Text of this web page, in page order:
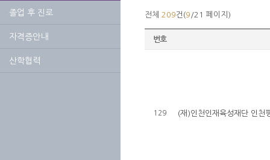
졸업 후 진로
자격증안내
산학협력
전체 209건(9 /21 페이지)
번호
129 (재)인천인재육성재단 인천